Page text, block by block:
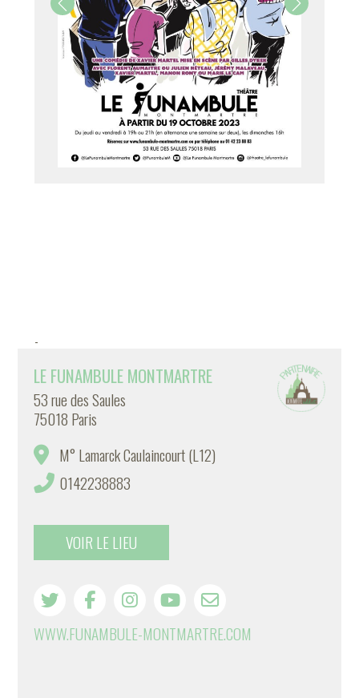
-
LE FUNAMBULE MONTMARTRE
53 rue des Saules
75018 Paris
M° Lamarck Caulaincourt (L12)
0142238883
VOIR LE LIEU
WWW.FUNAMBULE-MONTMARTRE.COM